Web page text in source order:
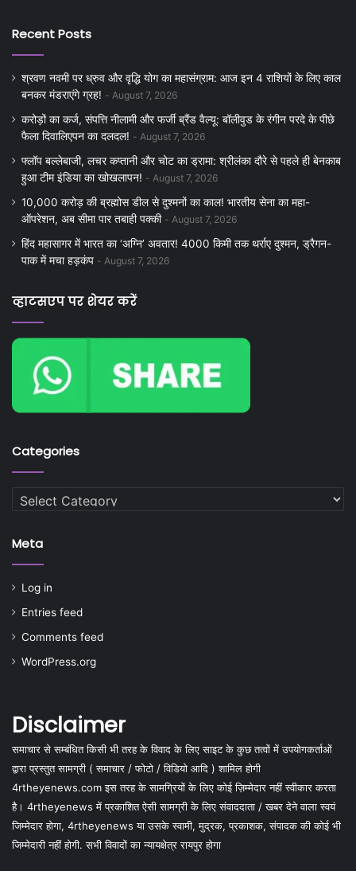
Recent Posts
श्रवण नवमी पर ध्रुव और वृद्धि योग का महासंग्राम: आज इन 4 राशियों के लिए काल
बनकर मंडराएंगे ग्रह!
August 7, 2026
करोड़ों का कर्ज, संपत्ति नीलामी और फर्जी ब्रैंड वैल्यू: बॉलीवुड के रंगीन परदे के पीछे
फैला दिवालिएपन का दलदल!
August 7, 2026
फ्लॉप बल्लेबाजी, लचर कप्तानी और चोट का ड्रामा: श्रीलंका दौरे से पहले ही बेनकाब
हुआ टीम इंडिया का खोखलापन!
August 7, 2026
10,000 करोड़ की ब्रह्मोस डील से दुश्मनों का काल! भारतीय सेना का महा-
ऑपरेशन, अब सीमा पार तबाही पक्की
August 7, 2026
हिंद महासागर में भारत का ‘अग्नि’ अवतार! 4000 किमी तक थर्राए दुश्मन, ड्रैगन-
पाक में मचा हड़कंप
August 7, 2026
व्हाटसएप पर शेयर करें
Categories
Categories
Meta
Log in
Entries feed
Comments feed
WordPress.org
Disclaimer
समाचार से सम्बंधित किसी भी तरह के विवाद के लिए साइट के कुछ तत्वों में उपयोगकर्ताओं
द्वारा प्रस्तुत सामग्री ( समाचार / फोटो / विडियो आदि ) शामिल होगी
4rtheyenews.com इस तरह के सामग्रियों के लिए कोई ज़िम्मेदार नहीं स्वीकार करता
है। 4rtheyenews में प्रकाशित ऐसी सामग्री के लिए संवाददाता / खबर देने वाला स्वयं
जिम्मेदार होगा, 4rtheyenews या उसके स्वामी, मुद्रक, प्रकाशक, संपादक की कोई भी
जिम्मेदारी नहीं होगी. सभी विवादों का न्यायक्षेत्र रायपुर होगा